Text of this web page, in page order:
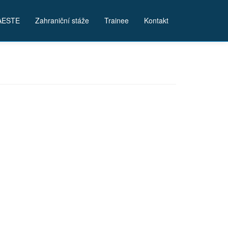
Zahraniční stáže Trainee Kontakt